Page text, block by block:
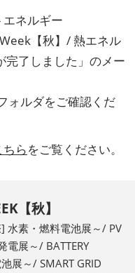
ネルギー
【秋】/ 熱エネル
完了しました」のメー
ォルダをご確認くだ
ちらをご覧ください。
【秋】
水素・燃料電池展～/ PV
電展～/ BATTERY
展～/ SMART GRID